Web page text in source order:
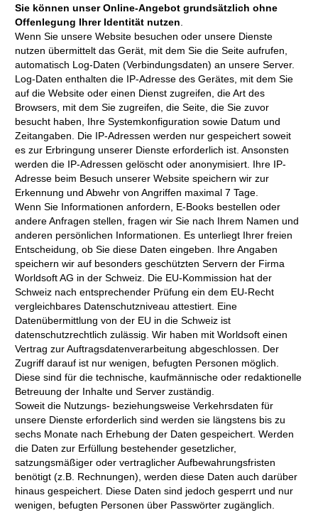
Sie können unser Online-Angebot grundsätzlich ohne
Offenlegung Ihrer Identität nutzen
Wenn Sie unsere Website besuchen oder unsere Dienste
nutzen übermittelt das Gerät, mit dem Sie die Seite aufrufen,
automatisch Log-Daten (Verbindungsdaten) an unsere Server.
Log-Daten enthalten die IP-Adresse des Gerätes, mit dem Sie
auf die Website oder einen Dienst zugreifen, die Art des
Browsers, mit dem Sie zugreifen, die Seite, die Sie zuvor
besucht haben, Ihre Systemkonfiguration sowie Datum und
Zeitangaben. Die IP-Adressen werden nur gespeichert soweit
es zur Erbringung unserer Dienste erforderlich ist. Ansonsten
werden die IP-Adressen gelöscht oder anonymisiert. Ihre IP-
Adresse beim Besuch unserer Website speichern wir zur
Erkennung und Abwehr von Angriffen maximal 7 Tage.
Wenn Sie Informationen anfordern, E-Books bestellen oder
andere Anfragen stellen, fragen wir Sie nach Ihrem Namen und
anderen persönlichen Informationen. Es unterliegt Ihrer freien
Entscheidung, ob Sie diese Daten eingeben. Ihre Angaben
speichern wir auf besonders geschützten Servern der Firma
Worldsoft AG in der Schweiz. Die EU-Kommission hat der
Schweiz nach entsprechender Prüfung ein dem EU-Recht
vergleichbares Datenschutzniveau attestiert. Eine
Datenübermittlung von der EU in die Schweiz ist
datenschutzrechtlich zulässig. Wir haben mit Worldsoft einen
Vertrag zur Auftragsdatenverarbeitung abgeschlossen. Der
Zugriff darauf ist nur wenigen, befugten Personen möglich.
Diese sind für die technische, kaufmännische oder redaktionelle
Betreuung der Inhalte und Server zuständig.
Soweit die Nutzungs- beziehungsweise Verkehrsdaten für
unsere Dienste erforderlich sind werden sie längstens bis zu
sechs Monate nach Erhebung der Daten gespeichert. Werden
die Daten zur Erfüllung bestehender gesetzlicher,
satzungsmäßiger oder vertraglicher Aufbewahrungsfristen
benötigt (z.B. Rechnungen), werden diese Daten auch darüber
hinaus gespeichert. Diese Daten sind jedoch gesperrt und nur
wenigen, befugten Personen über Passwörter zugänglich.